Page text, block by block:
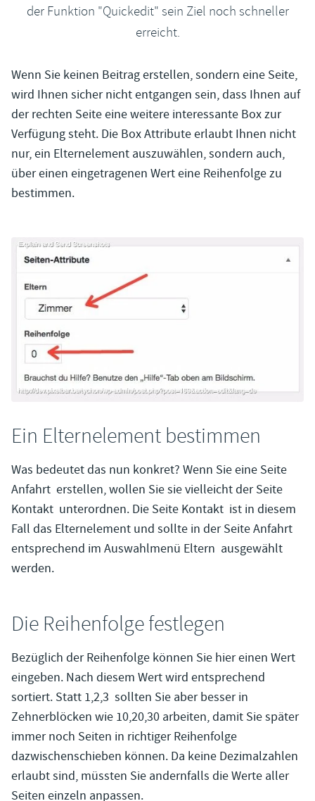
der Funktion "Quickedit" sein Ziel noch schneller
erreicht.
Wenn Sie keinen Beitrag erstellen, sondern eine Seite,
wird Ihnen sicher nicht entgangen sein, dass Ihnen auf
der rechten Seite eine weitere interessante Box zur
Verfügung steht. Die Box Attribute erlaubt Ihnen nicht
nur, ein Elternelement auszuwählen, sondern auch,
über einen eingetragenen Wert eine Reihenfolge zu
bestimmen.
Ein Elternelement bestimmen
Was bedeutet das nun konkret? Wenn Sie eine Seite
Anfahrt erstellen, wollen Sie sie vielleicht der Seite
Kontakt unterordnen. Die Seite Kontakt ist in diesem
Fall das Elternelement und sollte in der Seite Anfahrt
entsprechend im Auswahlmenü Eltern ausgewählt
werden.
Die Reihenfolge festlegen
Bezüglich der Reihenfolge können Sie hier einen Wert
eingeben. Nach diesem Wert wird entsprechend
sortiert. Statt 1,2,3 sollten Sie aber besser in
Zehnerblöcken wie 10,20,30 arbeiten, damit Sie später
immer noch Seiten in richtiger Reihenfolge
dazwischenschieben können. Da keine Dezimalzahlen
erlaubt sind, müssten Sie andernfalls die Werte aller
Seiten einzeln anpassen.